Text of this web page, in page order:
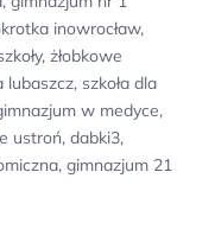
inowrocław,
żłobkowe
lubaszcz, szkoła dla
w medyce,
ustroń, dabki3,
gimnazjum 21